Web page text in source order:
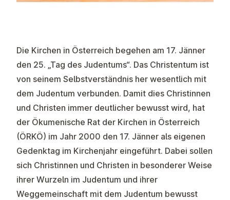
Die Kirchen in Österreich begehen am 17. Jänner
den 25. „Tag des Judentums“. Das Christentum ist
von seinem Selbstverständnis her wesentlich mit
dem Judentum verbunden. Damit dies Christinnen
und Christen immer deutlicher bewusst wird, hat
der Ökumenische Rat der Kirchen in Österreich
(ÖRKÖ) im Jahr 2000 den 17. Jänner als eigenen
Gedenktag im Kirchenjahr eingeführt. Dabei sollen
sich Christinnen und Christen in besonderer Weise
ihrer Wurzeln im Judentum und ihrer
Weggemeinschaft mit dem Judentum bewusst